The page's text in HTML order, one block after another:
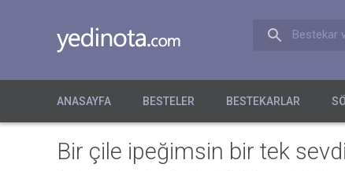
Bestekar
ANASAYFA BESTELER BESTEKARLAR
Bir çile ipeğimsin bir tek